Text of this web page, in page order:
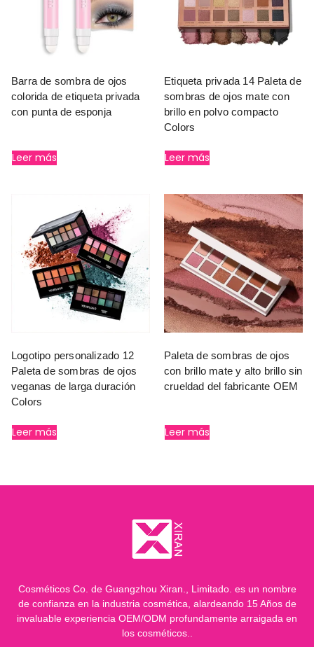
Barra de sombra de ojos
colorida de etiqueta privada
con punta de esponja
Leer más
Etiqueta privada 14 Paleta de
sombras de ojos mate con
brillo en polvo compacto
Colors
Leer más
Logotipo personalizado 12
Paleta de sombras de ojos
veganas de larga duración
Colors
Leer más
Paleta de sombras de ojos
con brillo mate y alto brillo sin
crueldad del fabricante OEM
Leer más
Cosméticos Co. de Guangzhou Xiran., Limitado. es un nombre
de confianza en la industria cosmética, alardeando 15 Años de
invaluable experiencia OEM/ODM profundamente arraigada en
los cosméticos..